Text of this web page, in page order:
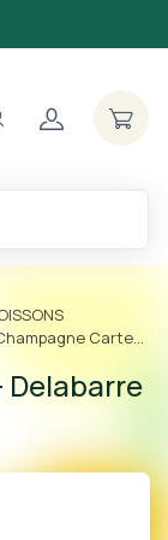
Carte...
Delabarre